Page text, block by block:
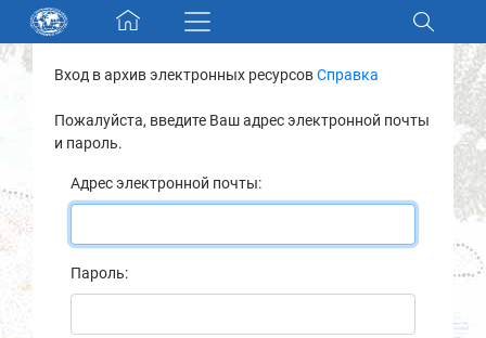
Skip navigation
Разделы и коллекции
Электронный каталог
Новости
О нас
Вход в архив электронных ресурсовСправка
Пожалуйста, введите Ваш адрес электронной почты
и пароль.
Адрес электронной почты:
Пароль: